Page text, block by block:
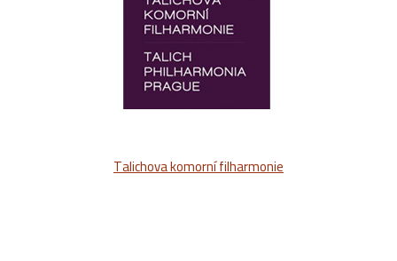
Talichova komorní filharmonie